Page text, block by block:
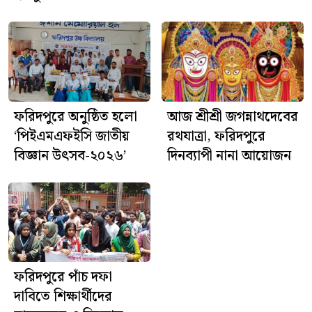
প্রক্রিয়াধীন রয়েছে।
ফরিদপুরে অনুষ্ঠিত হলো
‘পিইএমএফইসি জাতীয়
বিজ্ঞান উৎসব-২০২৬’
আজ শ্রীশ্রী জগন্নাথদেবের
রথযাত্রা, ফরিদপুরে
দিনব্যাপী নানা আয়োজন
ফরিদপুরে পাঁচ দফা
দাবিতে শিক্ষার্থীদের